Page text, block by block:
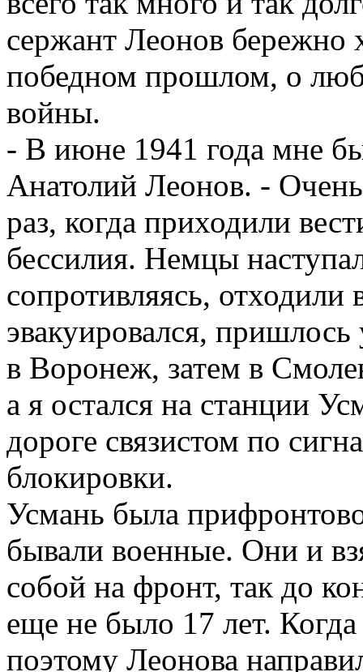
сержант Леонов бережно
победном прошлом, о
войны.
- В июне 1941 года мне
Анатолий Леонов. -
раз, когда приходили
бессилия. Немцы
сопротивляясь,
эвакуировался,
в Воронеж, затем в
а я остался на станции
дороге связистом по
блокировки.
Усмань была
бывали военные. Они и
собой на фронт, так до
еще не было 17 лет.
поэтому Леонова